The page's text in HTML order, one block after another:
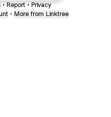
• Report • Privacy
• More from Linktree